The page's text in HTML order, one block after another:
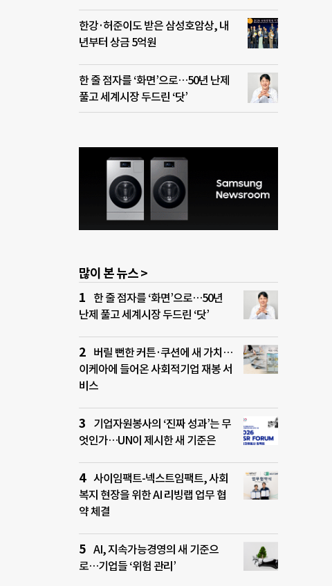
한강·허준이도 받은 삼성호암상, 내
년부터 상금 5억원
한 줄 점자를 ‘화면’으로…50년 난제
풀고 세계시장 두드린 ‘닷’
많이 본 뉴스 >
한 줄 점자를 ‘화면’으로…50년
난제 풀고 세계시장 두드린 ‘닷’
버릴 뻔한 커튼·쿠션에 새 가치…
이케아에 들어온 사회적기업 재봉 서
비스
기업자원봉사의 ‘진짜 성과’는 무
엇인가…UN이 제시한 새 기준은
사이임팩트-넥스트임팩트, 사회
복지 현장을 위한 AI 리빙랩 업무 협
약 체결
AI, 지속가능경영의 새 기준으
로…기업들 ‘위험 관리’